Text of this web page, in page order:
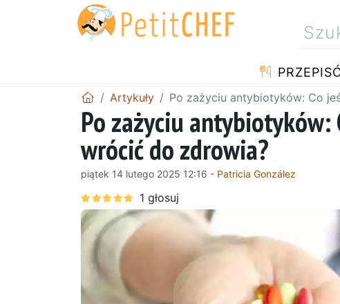
Artykuły Po zażyciu antybiotyków: Co
Po zażyciu antybiotyków:
wrócić do zdrowia?
piątek 14 lutego 2025 12:16 - Patricia González